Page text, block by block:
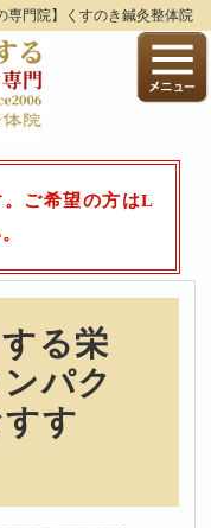
専門院】くすのき鍼灸整体院
ご希望の方はL
る栄
パク
す